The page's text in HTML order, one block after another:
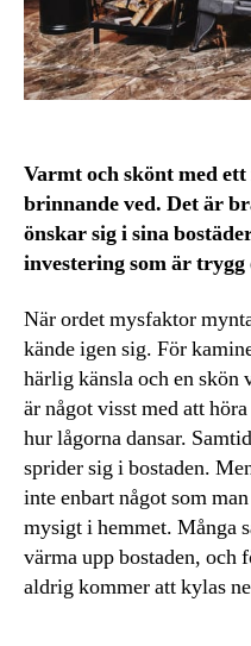
Varmt och skönt med
brinnande ved. Det är
önskar sig i sina
investering som är
När ordet mysfaktor
kände igen sig. För
härlig känsla och en skön
är något visst med att
hur lågorna dansar.
sprider sig i bostaden.
inte enbart något som
mysigt i hemmet. Många
värma upp bostaden, och
aldrig kommer att kylas